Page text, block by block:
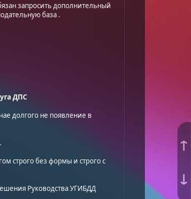
↑
↓
запросить дополнительный
база .
ДПС
долгого не появление в
строго без формы и строго с
Руководства УГИБДД